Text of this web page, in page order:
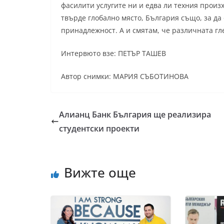
фасилити услугите ни и едва ли техния
твърде глобално място, България също, за
принадлежност. А и смятам, че различната
Интервюто взе: ПЕТЪР ТАШЕВ
Автор снимки: МАРИЯ СЪБОТИНОВА
Алианц Банк България ще реализира
студентски проекти
Вижте още